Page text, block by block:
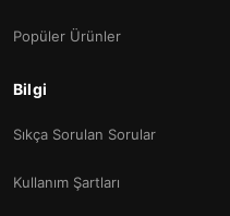
Popüler Ürünler
Bilgi
Sıkça Sorulan Sorular
Kullanım Şartları